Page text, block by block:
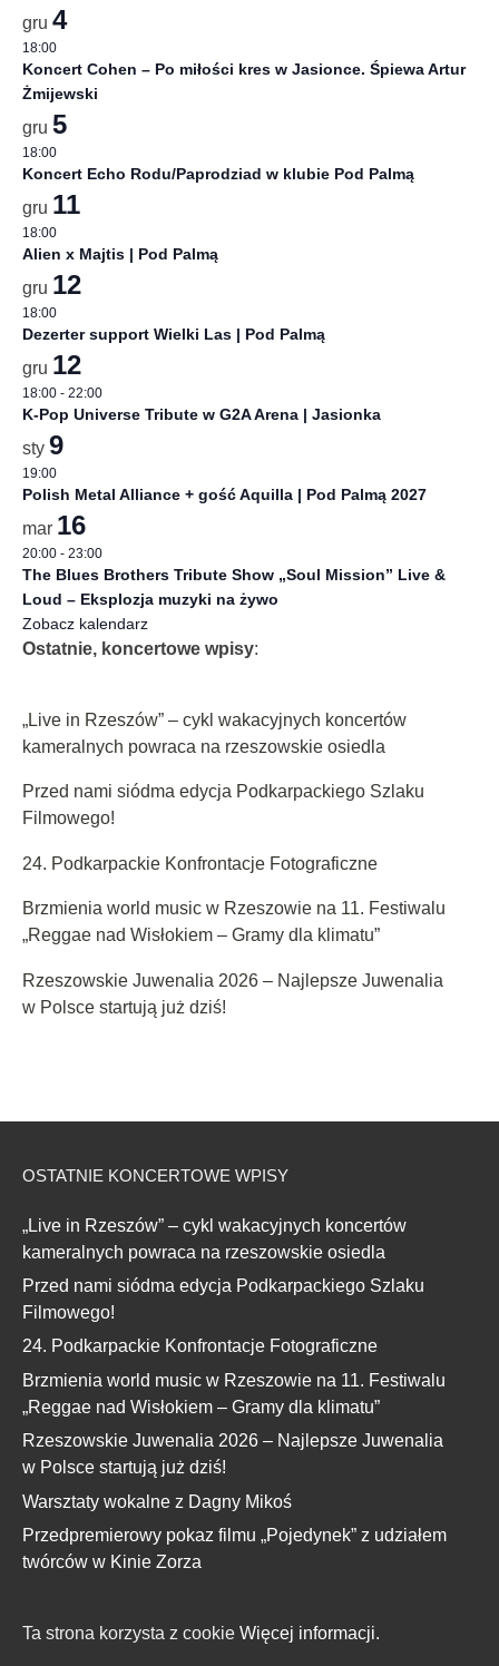
gru 4
18:00
Koncert Cohen – Po miłości kres w Jasionce. Śpiewa Artur
Żmijewski
gru 5
18:00
Koncert Echo Rodu/Paprodziad w klubie Pod Palmą
gru 11
18:00
Alien x Majtis | Pod Palmą
gru 12
18:00
Dezerter support Wielki Las | Pod Palmą
gru 12
18:00 - 22:00
K-Pop Universe Tribute w G2A Arena | Jasionka
sty 9
19:00
Polish Metal Alliance + gość Aquilla | Pod Palmą 2027
mar 16
20:00 - 23:00
The Blues Brothers Tribute Show „Soul Mission” Live &
Loud – Eksplozja muzyki na żywo
Zobacz kalendarz
Ostatnie, koncertowe wpisy:
„Live in Rzeszów” – cykl wakacyjnych koncertów
kameralnych powraca na rzeszowskie osiedla
Przed nami siódma edycja Podkarpackiego Szlaku
Filmowego!
24. Podkarpackie Konfrontacje Fotograficzne
Brzmienia world music w Rzeszowie na 11. Festiwalu
„Reggae nad Wisłokiem – Gramy dla klimatu”
Rzeszowskie Juwenalia 2026 – Najlepsze Juwenalia
w Polsce startują już dziś!
OSTATNIE KONCERTOWE WPISY
„Live in Rzeszów” – cykl wakacyjnych koncertów
kameralnych powraca na rzeszowskie osiedla
Przed nami siódma edycja Podkarpackiego Szlaku
Filmowego!
24. Podkarpackie Konfrontacje Fotograficzne
Brzmienia world music w Rzeszowie na 11. Festiwalu
„Reggae nad Wisłokiem – Gramy dla klimatu”
Rzeszowskie Juwenalia 2026 – Najlepsze Juwenalia
w Polsce startują już dziś!
Warsztaty wokalne z Dagny Mikoś
Przedpremierowy pokaz filmu „Pojedynek” z udziałem
twórców w Kinie Zorza
Ta strona korzysta z cookie Więcej informacji.